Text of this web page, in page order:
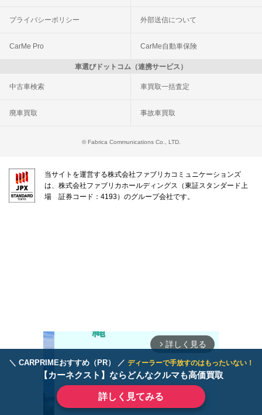
＼ CARPRIMEおすすめ（PR） ／ ディーラーで手放すのはもったいない！
【カーネクスト】ならどんなクルマも高価買取
詳しく見てみる
プライバシーポリシー 外部送信について
CarMe Pro CarMe自動車保険
車選びドットコム（連携サービス）
中古車検索 車買取一括査定
廃車買取 事故車買取
© Fabrica Communications Co., LTD.
当サイトを運営する株式会社ファブリカコミュニケーションズ
は、株式会社ファブリカホールディングス（東証スタンダード上
場 証券コード：4193）のグループ会社です。
arrow_forward_ios 詳しく見る